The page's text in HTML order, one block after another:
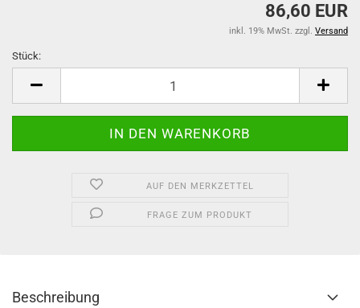
86,60 EUR
inkl. 19% MwSt. zzgl. Versand
Stück:
AUF DEN MERKZETTEL
FRAGE ZUM PRODUKT
Beschreibung